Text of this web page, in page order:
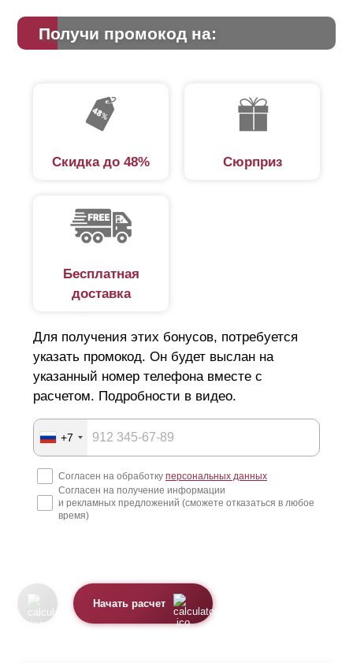
Получи промокод на:
Скидка до 48% Сюрприз
Бесплатная
доставка
Для получения этих бонусов, потребуется
указать промокод. Он будет выслан на
указанный номер телефона вместе с
расчетом. Подробности в видео.
+7
Согласен на обработку персональных данных
Согласен на получение информации
и рекламных предложений (сможете отказаться в любое
время)
Начать расчет